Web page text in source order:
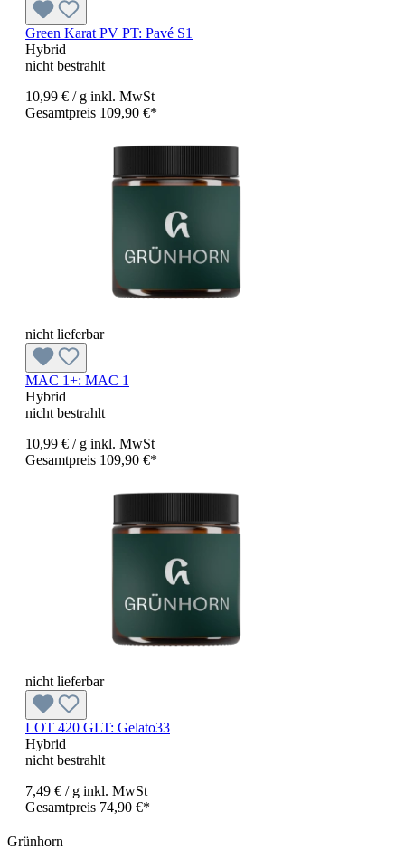
Green Karat PV PT: Pavé S1
Hybrid
nicht bestrahlt
10,99 € / g inkl. MwSt
Gesamtpreis 109,90 €*
nicht lieferbar
MAC 1+: MAC 1
Hybrid
nicht bestrahlt
10,99 € / g inkl. MwSt
Gesamtpreis 109,90 €*
nicht lieferbar
LOT 420 GLT: Gelato33
Hybrid
nicht bestrahlt
7,49 € / g inkl. MwSt
Gesamtpreis 74,90 €*
Grünhorn